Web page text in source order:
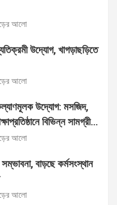
আলো
উদ্যোগ, খাগড়াছড়িতে
আলো
উদ্যোগ: মসজিদ,
বিভিন্ন সামগ্রী
আলো
বাড়ছে কর্মসংস্থান
আলো